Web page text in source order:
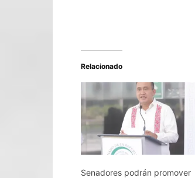
Relacionado
Senadores podrán promover